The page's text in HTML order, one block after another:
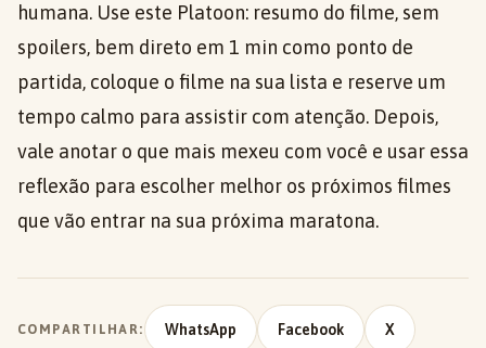
humana. Use este Platoon: resumo do filme, sem
spoilers, bem direto em 1 min como ponto de
partida, coloque o filme na sua lista e reserve um
tempo calmo para assistir com atenção. Depois,
vale anotar o que mais mexeu com você e usar essa
reflexão para escolher melhor os próximos filmes
que vão entrar na sua próxima maratona.
COMPARTILHAR: WhatsApp Facebook X